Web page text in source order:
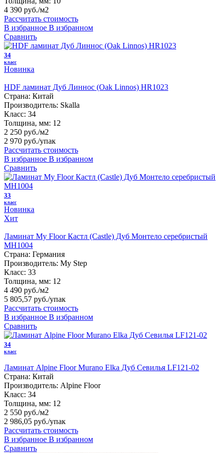
4 390 руб./м2
Рассчитать стоимость
В избранное В избранном
Сравнить
34
класс
Новинка
HDF ламинат Дуб Линнос (Oak Linnos) HR1023
Страна: Китай
Производитель: Skalla
Класс: 34
Толщина, мм: 12
2 250 руб./м2
2 970 руб./упак
Рассчитать стоимость
В избранное В избранном
Сравнить
33
класс
Новинка
Хит
Ламинат My Floor Кастл (Castle) Дуб Монтело серебристый
MH1004
Страна: Германия
Производитель: My Step
Класс: 33
Толщина, мм: 12
4 490 руб./м2
5 805,57 руб./упак
Рассчитать стоимость
В избранное В избранном
Сравнить
34
класс
Ламинат Alpine Floor Murano Elka Дуб Севилья LF121-02
Страна: Китай
Производитель: Alpine Floor
Класс: 34
Толщина, мм: 12
2 550 руб./м2
2 986,05 руб./упак
Рассчитать стоимость
В избранное В избранном
Сравнить